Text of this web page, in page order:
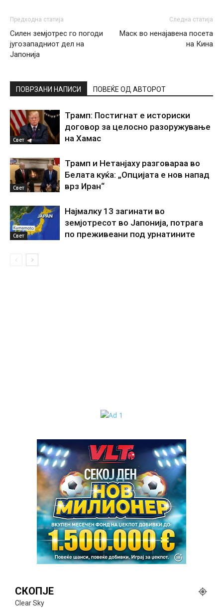
Предходна статија
Силен земјотрес го погоди
југозападниот дел на
Јапонија
Следна статија
Маск во ненајавена посета
на Кина
ПОВРЗАНИ НАПИСИ ПОВЕЌЕ ОД АВТОРОТ
Свет
Трамп: Постигнат е историски
договор за целосно разоружување
на Хамас
Свет
Трамп и Нетанјаху разговараа во
Белата куќа: „Опцијата е нов напад
врз Иран“
Свет
Најмалку 13 загинати во
земјотресот во Јапонија, потрага
по преживеани под урнатините